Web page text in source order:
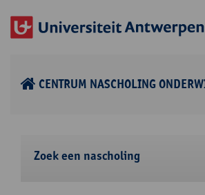
CENTRUM NASCHOLING
Zoek een nascholing